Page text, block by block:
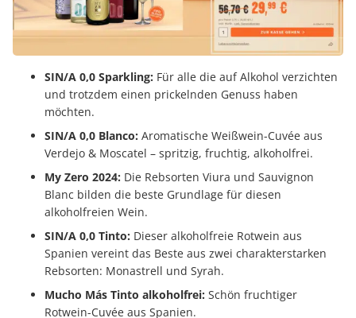
SIN/A 0,0 Sparkling: Für alle die auf Alkohol verzichten
und trotzdem einen prickelnden Genuss haben
möchten.
SIN/A 0,0 Blanco: Aromatische Weißwein-Cuvée aus
Verdejo & Moscatel – spritzig, fruchtig, alkoholfrei.
My Zero 2024: Die Rebsorten Viura und Sauvignon
Blanc bilden die beste Grundlage für diesen
alkoholfreien Wein.
SIN/A 0,0 Tinto: Dieser alkoholfreie Rotwein aus
Spanien vereint das Beste aus zwei charakterstarken
Rebsorten: Monastrell und Syrah.
Mucho Más Tinto alkoholfrei: Schön fruchtiger
Rotwein-Cuvée aus Spanien.